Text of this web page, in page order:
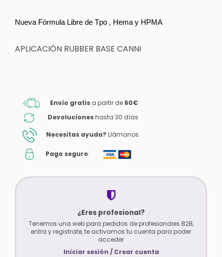
Nueva Fórmula Libre de Tpo , Hema y HPMA
APLICACIÓN RUBBER BASE CANNI
Envío gratis a partir de 60€
Devolucioneshasta 30 días
Necesitas ayuda? Llámanos
Pago seguro:
¿Eres profesional?
Tenemos una web para pedidos de profesionales B2B,
entra y registrate, te activamos tu cuenta para poder
acceder
Iniciar sesión / Crear cuenta